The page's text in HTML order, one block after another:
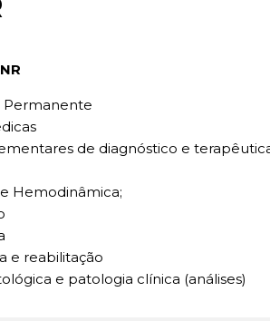
de diagnóstico e
Hemodinâmica;
e reabilitação
e patologia clínica (análises)